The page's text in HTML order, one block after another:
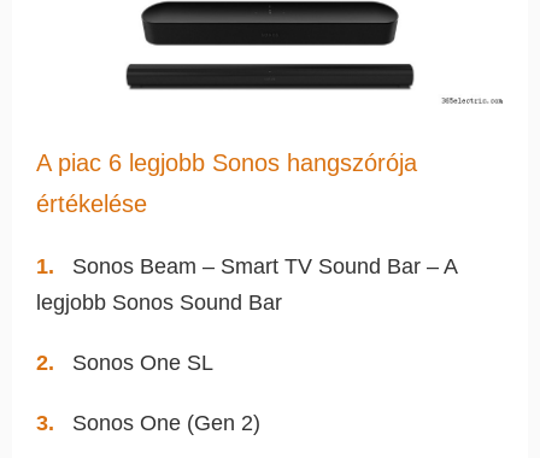
A piac 6 legjobb Sonos hangszórója
értékelése
Sonos Beam – Smart TV Sound Bar – A
legjobb Sonos Sound Bar
Sonos One SL
Sonos One (Gen 2)